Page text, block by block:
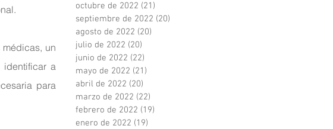
un
a
para
octubre de 2022 (21)
septiembre de 2022 (20)
agosto de 2022 (20)
julio de 2022 (20)
junio de 2022 (22)
mayo de 2022 (21)
abril de 2022 (20)
marzo de 2022 (22)
febrero de 2022 (19)
enero de 2022 (19)